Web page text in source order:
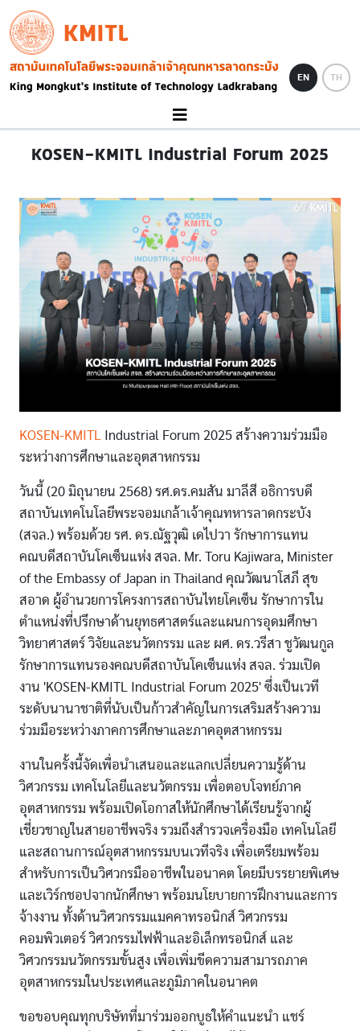
Skip to main content
KMITL
Image
EN TH
KOSEN-KMITL Industrial Forum 2025
KOSEN-KMITL Industrial Forum 2025 สร้างความร่วมมือ
ระหว่างการศึกษาและอุตสาหกรรม
วันนี้ (20 มิถุนายน 2568) รศ.ดร.คมสัน มาลีสี อธิการบดี
สถาบันเทคโนโลยีพระจอมเกล้าเจ้าคุณทหารลาดกระบัง
(สจล.) พร้อมด้วย รศ. ดร.ณัฐวุฒิ เดไปวา รักษาการแทน
คณบดีสถาบันโคเซ็นแห่ง สจล. Mr. Toru Kajiwara, Minister
of the Embassy of Japan in Thailand คุณวัฒนาโสภี สุข
สอาด ผู้อำนวยการโครงการสถาบันไทยโคเซ็น รักษาการใน
ตำแหน่งที่ปรึกษาด้านยุทธศาสตร์และแผนการอุดมศึกษา
วิทยาศาสตร์ วิจัยและนวัตกรรม และ ผศ. ดร.วรีสา ชูวัฒนกูล
รักษาการแทนรองคณบดีสถาบันโคเซ็นแห่ง สจล. ร่วมเปิด
งาน 'KOSEN-KMITL Industrial Forum 2025' ซึ่งเป็นเวที
ระดับนานาชาติที่นับเป็นก้าวสำคัญในการเสริมสร้างความ
ร่วมมือระหว่างภาคการศึกษาและภาคอุตสาหกรรม
งานในครั้งนี้จัดเพื่อนำเสนอและแลกเปลี่ยนความรู้ด้าน
วิศวกรรม เทคโนโลยีและนวัตกรรม เพื่อตอบโจทย์ภาค
อุตสาหกรรม พร้อมเปิดโอกาสให้นักศึกษาได้เรียนรู้จากผู้
เชี่ยวชาญในสายอาชีพจริง รวมถึงสำรวจเครื่องมือ เทคโนโลยี
และสถานการณ์อุตสาหกรรมบนเวทีจริง เพื่อเตรียมพร้อม
สำหรับการเป็นวิศวกรมืออาชีพในอนาคต โดยมีบรรยายพิเศษ
และเวิร์กชอปจากนักศึกษา พร้อมนโยบายการฝึกงานและการ
จ้างงาน ทั้งด้านวิศวกรรมแมคคาทรอนิกส์ วิศวกรรม
คอมพิวเตอร์ วิศวกรรมไฟฟ้าและอิเล็กทรอนิกส์ และ
วิศวกรรมนวัตกรรมขั้นสูง เพื่อเพิ่มขีดความสามารถภาค
อุตสาหกรรมในประเทศและภูมิภาคในอนาคต
ขอขอบคุณทุกบริษัทที่มาร่วมออกบูธให้คำแนะนำ แชร์